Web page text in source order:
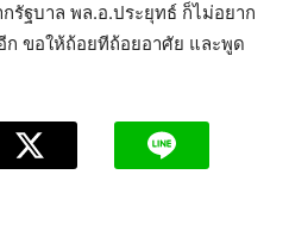
รัฐบาล พล.อ.ประยุทธ์ ก็ไม่อยาก
ขอให้ถ้อยทีถ้อยอาศัย และพูด